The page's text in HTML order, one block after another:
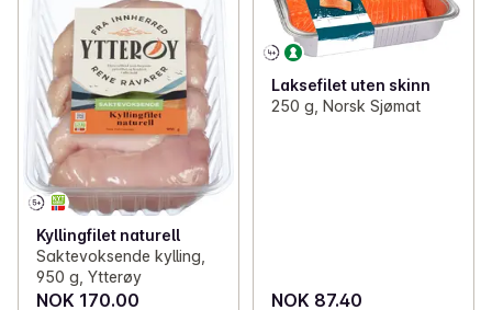
Kyllingfilet naturell
Saktevoksende kylling,
950 g, Ytterøy
NOK 170.00
Laksefilet uten skinn
250 g, Norsk Sjømat
NOK 87.40